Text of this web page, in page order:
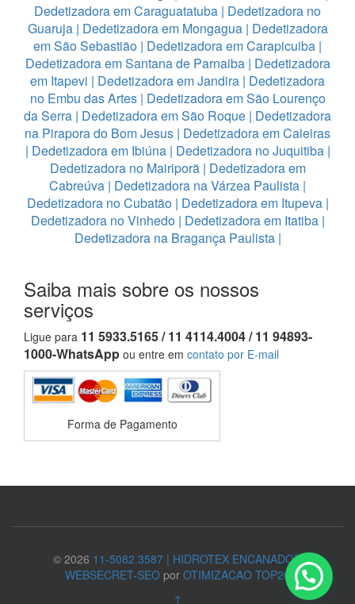
Dedetizadora em Caraguatatuba | Dedetizadora no
Guaruja| Dedetizadora em Mongagua| Dedetizadora
em São Sebastião | Dedetizadora em Carapicuiba |
Dedetizadora em Santana de Parnaiba| Dedetizadora
em Itapevi | Dedetizadora em Jandira | Dedetizadora
no Embu das Artes| Dedetizadora em São Lourenço
da Serra | Dedetizadora em São Roque | Dedetizadora
na Pirapora do Bom Jesus | Dedetizadora em Caieiras
| Dedetizadora em Ibiúna| Dedetizadora no Juquitiba|
Dedetizadora no Mairiporã| Dedetizadora em
Cabreúva | Dedetizadora na Várzea Paulista |
Dedetizadora no Cubatão| Dedetizadora em Itupeva|
Dedetizadora no Vinhedo| Dedetizadora em Itatiba|
Dedetizadora na Bragança Paulista|
Saiba mais sobre os nossos
serviços
Ligue para 11 5933.5165 / 11 4114.4004 / 11 94893-
1000-WhatsApp ou entre em contato por E-mail
Forma de Pagamento
© 2026 11-5082.3587 | HIDROTEX ENCANADOR
WEBSECRET-SEO por OTIMIZACAO TOP20
↑